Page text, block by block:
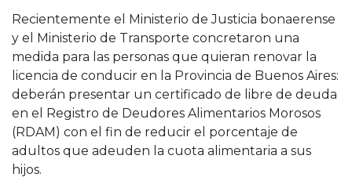
Recientemente el Ministerio de Justicia bonaerense
y el Ministerio de Transporte concretaron una
medida para las personas que quieran renovar la
licencia de conducir en la Provincia de Buenos Aires:
deberán presentar un certificado de libre de deuda
en el Registro de Deudores Alimentarios Morosos
(RDAM) con el fin de reducir el porcentaje de
adultos que adeuden la cuota alimentaria a sus
hijos.